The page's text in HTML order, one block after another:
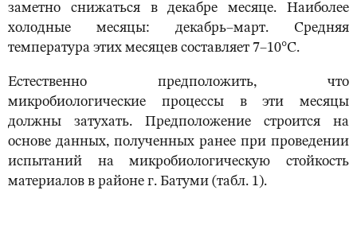
заметно снижаться в декабре месяце. Наиболее
холодные месяцы: декабрь–март. Средняя
температура этих месяцев составляет 7–10°С.
Естественно предположить, что
микробиологические процессы в эти месяцы
должны затухать. Предположение строится на
основе данных, полученных ранее при проведении
испытаний на микробиологическую стойкость
материалов в районе г. Батуми (табл. 1).